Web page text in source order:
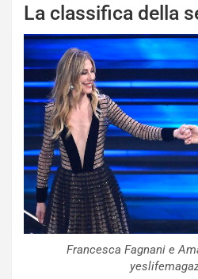
La classifica della
Francesca Fagnani e